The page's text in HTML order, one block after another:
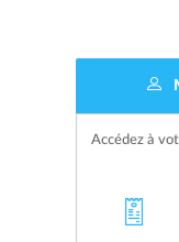
Accédez à